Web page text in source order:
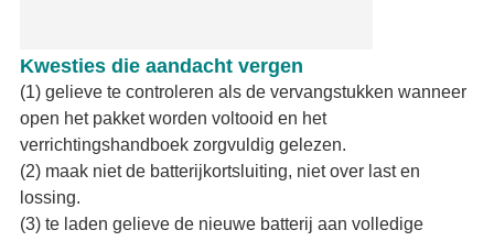
Kwesties die aandacht vergen
(1) gelieve te controleren als de vervangstukken wanneer
open het pakket worden voltooid en het
verrichtingshandboek zorgvuldig gelezen.
(2) maak niet de batterijkortsluiting, niet over last en
lossing.
(3) te laden gelieve de nieuwe batterij aan volledige